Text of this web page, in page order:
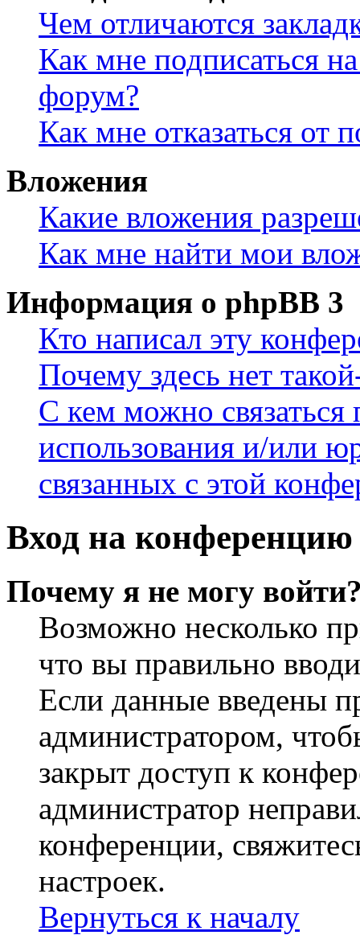
Чем отличаются
Как мне подписаться
форум?
Как мне отказаться от
Вложения
Какие вложения
Как мне найти мои
Информация о phpBB 3
Кто написал эту
Почему здесь нет
С кем можно связаться
использования и/или
связанных с этой
Вход на конференцию
Почему я не могу
Возможно несколько
что вы правильно
Если данные введены
администратором,
закрыт доступ к
администратор
конференции,
настроек.
Вернуться к началу